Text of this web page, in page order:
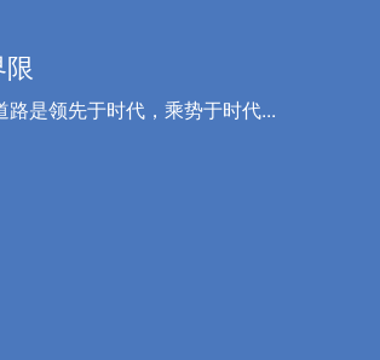
路是领先于时代，乘势于时代...